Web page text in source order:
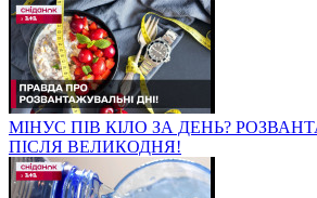
МІНУС ПІВ КІЛО ЗА ДЕНЬ?
ПІСЛЯ ВЕЛИКОДНЯ!